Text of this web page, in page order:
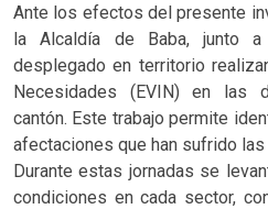
Ante los efectos del presente
la Alcaldía de Baba, junto a
desplegado en territorio
Necesidades (EVIN) en las
cantón. Este trabajo permite
afectaciones que han sufrido
Durante estas jornadas se
condiciones en cada sector,